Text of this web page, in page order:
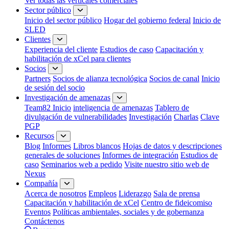
Sector público
Inicio del sector público Hogar del gobierno federal Inicio de
SLED
Clientes
Experiencia del cliente Estudios de caso Capacitación y
habilitación de xCel para clientes
Socios
Partners Socios de alianza tecnológica Socios de canal Inicio
de sesión del socio
Investigación de amenazas
Team82 Inicio inteligencia de amenazas Tablero de
divulgación de vulnerabilidades Investigación Charlas Clave
PGP
Recursos
Blog Informes Libros blancos Hojas de datos y descripciones
generales de soluciones Informes de integración Estudios de
caso Seminarios web a pedido Visite nuestro sitio web de
Nexus
Compañía
Acerca de nosotros Empleos Liderazgo Sala de prensa
Capacitación y habilitación de xCel Centro de fideicomiso
Eventos Políticas ambientales, sociales y de gobernanza
Contáctenos